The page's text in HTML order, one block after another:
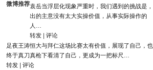
微博推荐袁岳当浮层化现象严重时，我们遇到的挑战是，
出的主意没有太大实操价值，从事实际操作的
人…
转发
评论
足夜王涛恒大与拜仁这场比赛太有价值，展现了自己，也
终于真刀真枪下看清了自己，更成为一把标尺…
转发
评论